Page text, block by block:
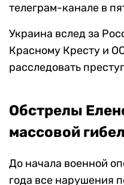
телеграм-канале в
Украина вслед за
Красному Кресту и
расследовать
Обстрелы
массовой
До начала военной
года все нарушения